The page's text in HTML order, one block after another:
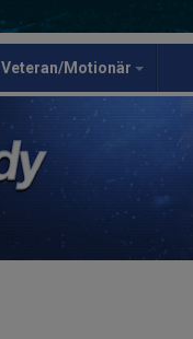
Veteran/Motionär